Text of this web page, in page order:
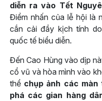
diễn ra vào Tết
Điểm nhấn của lễ hội là
cắn cải đầy kịch tính
quốc tế biểu diễn.
Đến Cao Hùng vào dịp
cổ vũ và hòa mình vào
thể chụp ảnh các màn
phá các gian hàng